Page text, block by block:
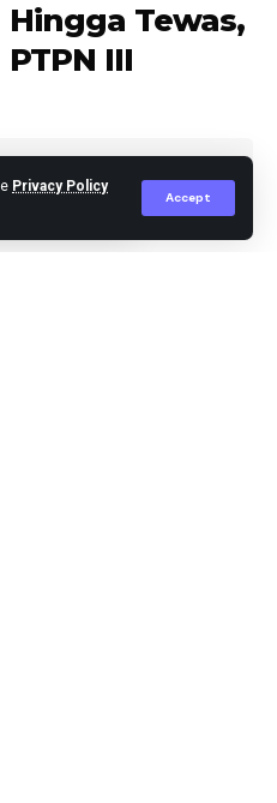
Privacy Policy
Accept
Tewas,
III
14, 2023